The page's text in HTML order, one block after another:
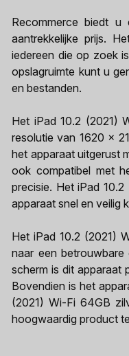
Recommerce biedt
aantrekkelijke prijs.
iedereen die op zoek
opslagruimte kunt u
en bestanden.
Het iPad 10.2 (2021)
resolutie van 1620 x
het apparaat uitgerust
ook compatibel met
precisie. Het iPad
apparaat snel en veilig
Het iPad 10.2 (2021)
naar een
scherm is dit
Bovendien is het
(2021) Wi-Fi 64GB
hoogwaardig product